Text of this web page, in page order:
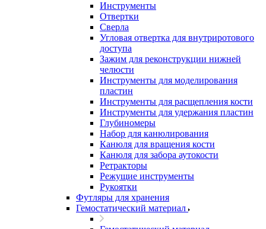
Инструменты
Отвертки
Сверла
Угловая отвертка для внутриротового
доступа
Зажим для реконструкции нижней
челюсти
Инструменты для моделирования
пластин
Инструменты для расщепления кости
Инструменты для удержания пластин
Глубиномеры
Набор для канюлирования
Канюля для вращения кости
Канюля для забора аутокости
Ретракторы
Режущие инструменты
Рукоятки
Футляры для хранения
Гемостатический материал